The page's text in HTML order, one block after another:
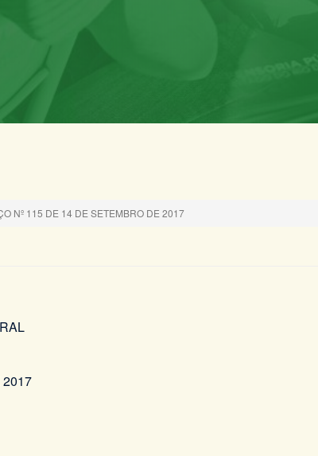
Nº 115 DE 14 DE SETEMBRO DE 2017
2017